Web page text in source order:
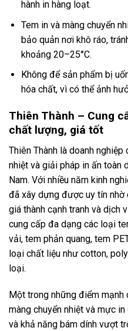
hành in hàng loạt.
Tem in và màng chuyển
bảo quản nơi khô ráo,
khoảng 20–25°C.
Không để sản phẩm bị
hóa chất, vì có thể ảnh
Thiên Thành – Cung
chất lượng, giá tốt
Thiên Thành là doanh
nhiệt và giải pháp in ấn toàn
Nam. Với nhiều năm kinh
đã xây dựng được uy tín
giá thành cạnh tranh và dịch
cung cấp đa dạng các loại
vải, tem phản quang, tem
loại chất liệu như cotton,
loại.
Một trong những điểm mạnh
màng chuyển nhiệt và mực
và khả năng bám dính vượt